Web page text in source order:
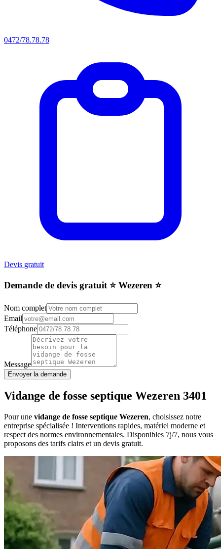
0472/78.78.78
Devis gratuit
Demande de devis gratuit ⭐️ Wezeren ⭐️
Nom complet
Email
Téléphone
Message
Envoyer la demande
Vidange de fosse septique Wezeren 3401
Pour une vidange de fosse septique Wezeren, choisissez notre
entreprise spécialisée ! Interventions rapides, matériel moderne et
respect des normes environnementales. Disponibles 7j/7, nous vous
proposons des tarifs clairs et un devis gratuit.